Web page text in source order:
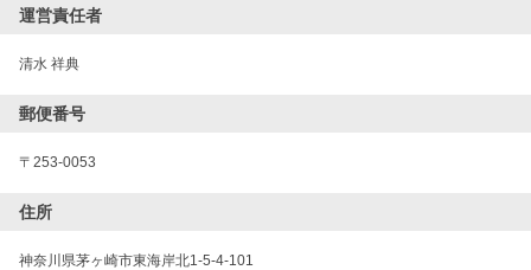
運営責任者
清水 祥典
郵便番号
〒253-0053
住所
神奈川県茅ヶ崎市東海岸北1-5-4-101